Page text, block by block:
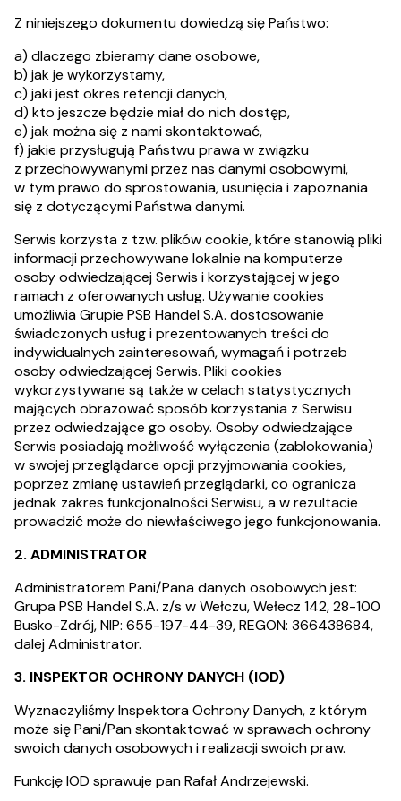
Z niniejszego dokumentu dowiedzą się Państwo:
a) dlaczego zbieramy dane osobowe,
b) jak je wykorzystamy,
c) jaki jest okres retencji danych,
d) kto jeszcze będzie miał do nich dostęp,
e) jak można się z nami skontaktować,
f) jakie przysługują Państwu prawa w związku
z przechowywanymi przez nas danymi osobowymi,
w tym prawo do sprostowania, usunięcia i zapoznania
się z dotyczącymi Państwa danymi.
Serwis korzysta z tzw. plików cookie, które stanowią pliki
informacji przechowywane lokalnie na komputerze
osoby odwiedzającej Serwis i korzystającej w jego
ramach z oferowanych usług. Używanie cookies
umożliwia Grupie PSB Handel S.A. dostosowanie
świadczonych usług i prezentowanych treści do
indywidualnych zainteresowań, wymagań i potrzeb
osoby odwiedzającej Serwis. Pliki cookies
wykorzystywane są także w celach statystycznych
mających obrazować sposób korzystania z Serwisu
przez odwiedzające go osoby. Osoby odwiedzające
Serwis posiadają możliwość wyłączenia (zablokowania)
w swojej przeglądarce opcji przyjmowania cookies,
poprzez zmianę ustawień przeglądarki, co ogranicza
jednak zakres funkcjonalności Serwisu, a w rezultacie
prowadzić może do niewłaściwego jego funkcjonowania.
2. ADMINISTRATOR
Administratorem Pani/Pana danych osobowych jest:
Grupa PSB Handel S.A. z/s w Wełczu, Wełecz 142, 28-100
Busko-Zdrój, NIP: 655-197-44-39, REGON: 366438684,
dalej Administrator.
3. INSPEKTOR OCHRONY DANYCH (IOD)
Wyznaczyliśmy Inspektora Ochrony Danych, z którym
może się Pani/Pan skontaktować w sprawach ochrony
swoich danych osobowych i realizacji swoich praw.
Funkcję IOD sprawuje pan Rafał Andrzejewski.